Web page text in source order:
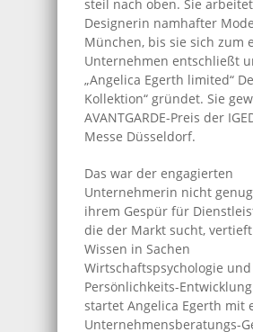
steil nach oben. Sie
Designerin namhafter
München, bis sie sich zum
Unternehmen entschließt
„Angelica Egerth limited“
Kollektion“ gründet. Sie
AVANTGARDE-Preis der
Messe Düsseldorf.
Das war der engagierten
Unternehmerin nicht
ihrem Gespür für
die der Markt sucht,
Wissen in Sachen
Wirtschaftspsychologie und
Persönlichkeits-
startet Angelica Egerth mit
Unternehmensberatungs-